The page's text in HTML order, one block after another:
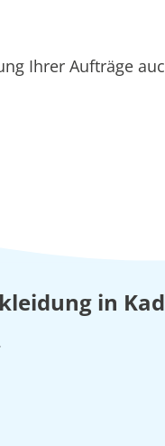
Ihrer Aufträge
in